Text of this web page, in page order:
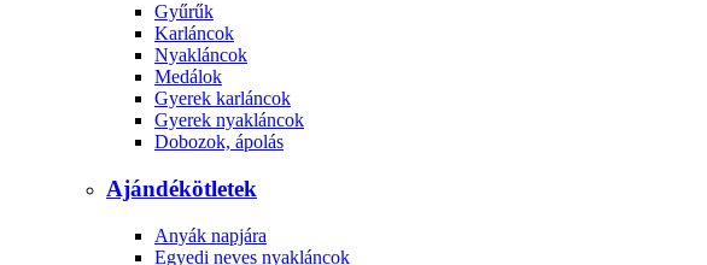
Gyűrűk
Karláncok
Nyakláncok
Medálok
Gyerek karláncok
Gyerek nyakláncok
Dobozok, ápolás
Ajándékötletek
Anyák napjára
Egyedi neves nyakláncok